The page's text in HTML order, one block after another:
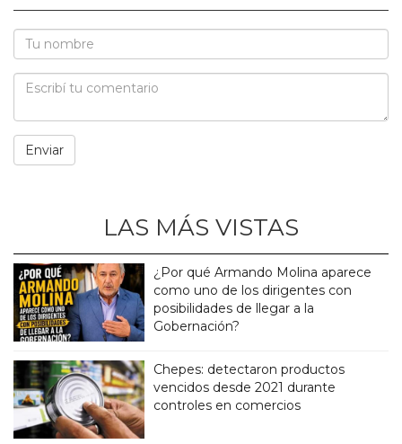
LAS MÁS VISTAS
¿Por qué Armando Molina aparece
como uno de los dirigentes con
posibilidades de llegar a la
Gobernación?
Chepes: detectaron productos
vencidos desde 2021 durante
controles en comercios